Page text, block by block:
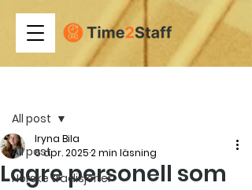
All post
Norske tradisjoner
All post
Lagre personell som
Iryna Bila
6 apr. 20252 min läsning